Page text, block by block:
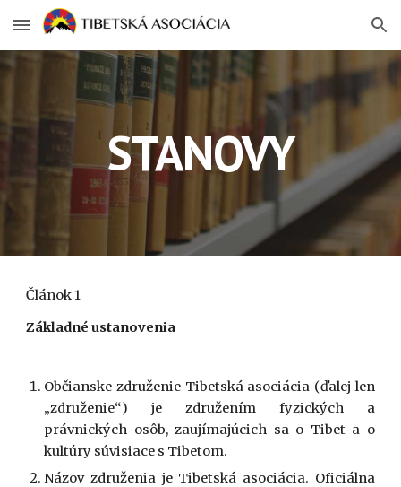
Skip to main content Skip to navigation
STANOVY
Článok 1
Základné ustanovenia
Občianske združenie Tibetská asociácia (ďalej len
„združenie“) je združením fyzických a
právnických osôb, zaujímajúcich sa o Tibet a o
kultúry súvisiace s Tibetom.
Názov združenia je Tibetská asociácia. Oficiálna